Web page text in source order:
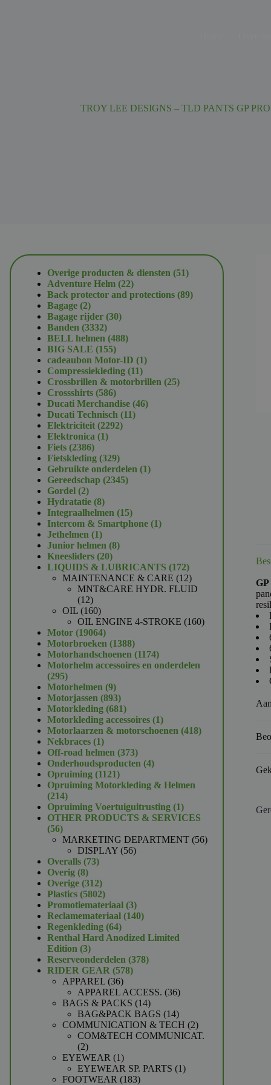
TROY LEE DESIGNS – TLD PANTS GP
GP
Overige producten & diensten 5151
Adventure Helm 2222
producten
Back protector and protections 8989
Bagage 22
producten
Bagage rijder 3030
Banden 33323332
producten
BELL helmen 488488
BIG SALE 155155
producten
cadeaubon Motor-ID 11
Compressiekleding 1111
producten
Crossbrillen & motorbrillen 2525
Crossshirts 586586
producten
Ducati Merchandise 4646
Ducati Technisch 1111
Elektriciteit 22922292
Elektronica 11
Fiets 23862386
producten
Fietskleding 329329
producten
Gebruikte onderdelen 11
Gereedschap 23452345
Gordel 22
producten
Hydratatie 88
producten
Integraalhelmen 1515
producten
Intercom & Smartphone 11
Jethelmen 11
product
Junior helmen 88
Kneesliders 2020
producten
LIQUIDS & LUBRICANTS 172172
producten
MAINTENANCE & CARE 1212
producten
MNT&CARE HYDR. FLUID
1212
producten
OIL 160160
producten
OIL ENGINE 4-STROKE 160160
Motor 1906419064
producten
Motorbroeken 13881388
producten
Motorhandschoenen 11741174
producten
Motorhelm accessoires en onderdelen
295295
producten
Motorhelmen 99
producten
Motorjassen 893893
producten
Motorkleding 681681
producten
Motorkleding accessoires 11
product
Motorlaarzen & motorschoenen 418418
Nekbraces 11
product
Off-road helmen 373373
producten
Onderhoudsproducten 44
Opruiming 11211121
producten
Opruiming Motorkleding & Helmen
214214
producten
Opruiming Voertuiguitrusting 11
product
OTHER PRODUCTS & SERVICES
5656
producten
MARKETING DEPARTMENT 5656
DISPLAY 5656
Overalls 7373
Overig 88
producten
Overige 312312
producten
Plastics 58025802
producten
Promotiemateriaal 33
producten
Reclamemateriaal 140140
Regenkleding 6464
producten
Renthal Hard Anodized Limited
Edition 33
producten
Reserveonderdelen 378378
RIDER GEAR 578578
APPAREL 3636
producten
APPAREL ACCESS. 3636
BAGS & PACKS 1414
producten
BAG&PACK BAGS 1414
producten
COMMUNICATION & TECH 22
producten
COM&TECH COMMUNICAT.
22
producten
EYEWEAR 11
product
EYEWEAR SP. PARTS 11
FOOTWEAR 183183